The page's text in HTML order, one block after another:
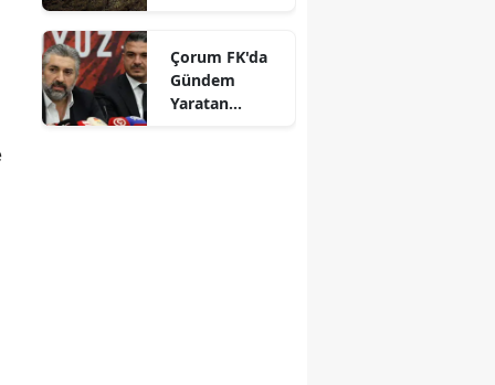
Kars
Kastamonu
Çorum FK'da
Gündem
Yaratan